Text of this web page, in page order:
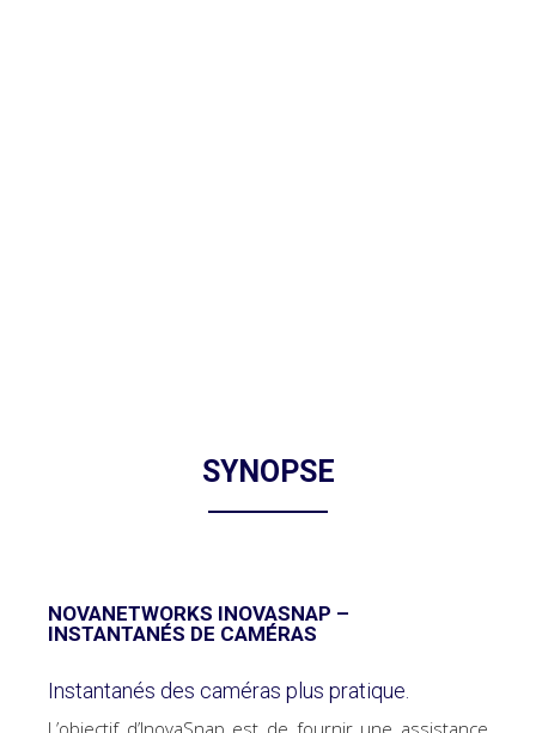
SYNOPSE
NOVANETWORKS INOVASNAP –
INSTANTANÉS DE CAMÉRAS
Instantanés des caméras plus pratique.